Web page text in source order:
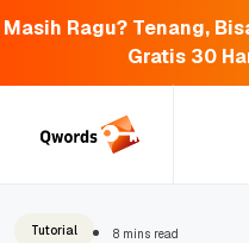
Masih Ragu? Tenang,
Gratis 30
Tutorial 8 mins read